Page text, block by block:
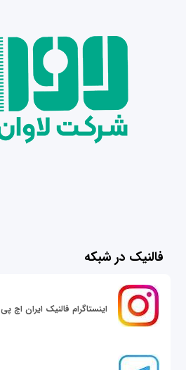
فالنیک در شبکه
اینستاگرام فالنیک ایران اچ پی